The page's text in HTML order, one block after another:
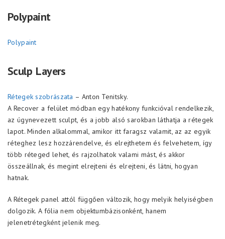
Polypaint
Polypaint
Sculp Layers
Rétegek szobrászata – Anton Tenitsky.
A Recover a felület módban egy hatékony funkcióval rendelkezik,
az úgynevezett sculpt, és a jobb alsó sarokban láthatja a rétegek
lapot. Minden alkalommal, amikor itt faragsz valamit, az az egyik
réteghez lesz hozzárendelve, és elrejthetem és felvehetem, így
több réteged lehet, és rajzolhatok valami mást, és akkor
összeállnak, és megint elrejteni és elrejteni, és látni, hogyan
hatnak.
A Rétegek panel attól függően változik, hogy melyik helyiségben
dolgozik. A fólia nem objektumbázisonként, hanem
jelenetrétegként jelenik meg.